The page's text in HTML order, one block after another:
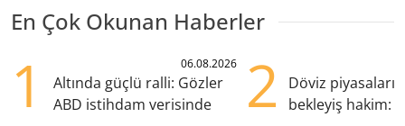
En Çok Okunan Haberler
1 06.08.2026
Altında güçlü ralli: Gözler
ABD istihdam verisinde
2
Döviz
bekleyiş hakim: